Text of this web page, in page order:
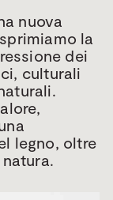
nuova
la
dei
culturali
legno, oltre